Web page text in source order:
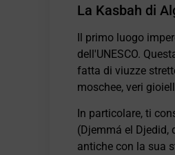
La Kasbah di
Il primo luogo
dell'UNESCO.
fatta di viuzze
moschee, veri
In particolare, ti
(Djemmá el Djedid,
antiche con la sua